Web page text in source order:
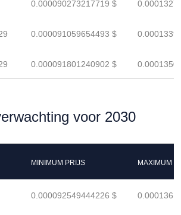
0.000090273217719 $
0.000091059654493 $
0.000091801240902 $
voor 2030
MINIMUM PRIJS MAXIMUM
0.000092549444226 $